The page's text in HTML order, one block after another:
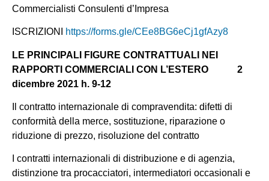
Commercialisti Consulenti d’Impresa
ISCRIZIONI https://forms.gle/CEe8BG6eCj1gfAzy8
LE PRINCIPALI FIGURE CONTRATTUALI NEI
RAPPORTI COMMERCIALI CON L’ESTERO 2
dicembre 2021 h. 9-12
Il contratto internazionale di compravendita: difetti di
conformità della merce, sostituzione, riparazione o
riduzione di prezzo, risoluzione del contratto
I contratti internazionali di distribuzione e di agenzia,
distinzione tra procacciatori, intermediatori occasionali e